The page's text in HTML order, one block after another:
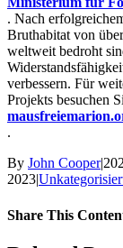
. Nach
Bruthabitat von
weltweit bedroht
verbessern. Für
Projekts besuchen
.
By John Cooper|
2023|
Share This